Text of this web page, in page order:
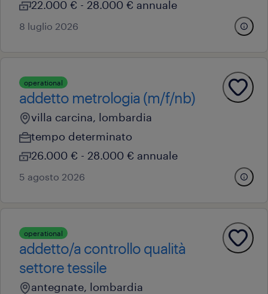
22.000 € - 28.000 € annuale
8 luglio 2026
operational
addetto metrologia (m/f/nb)
villa carcina, lombardia
tempo determinato
26.000 € - 28.000 € annuale
5 agosto 2026
operational
addetto/a controllo qualità
settore tessile
antegnate, lombardia